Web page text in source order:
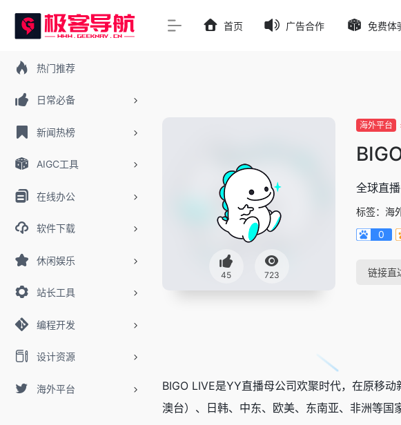
热门推荐
日常必备
新闻热榜
AIGC工具
在线办公
软件下载
休闲娱乐
站长工具
编程开发
设计资源
海外平台
首页 广告合作 免费体
45 723
海外平台
全球直
标签： 海
0
链接直
BIGO LIVE是YY直播母公司欢聚时代，在原移
澳台）、日韩、中东、欧美、东南亚、非洲等国